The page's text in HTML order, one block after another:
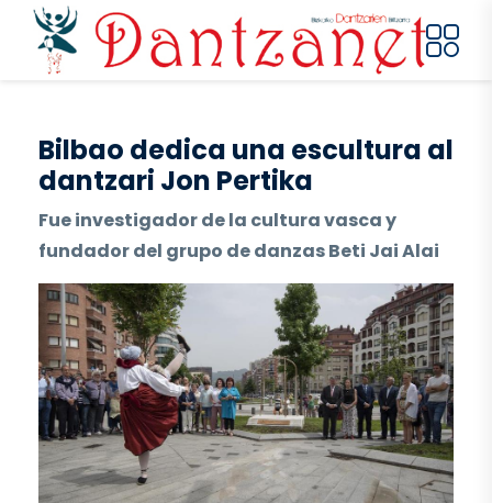
Pasar al contenido principal
Bilbao dedica una escultura al
dantzari Jon Pertika
Fue investigador de la cultura vasca y
fundador del grupo de danzas Beti Jai Alai